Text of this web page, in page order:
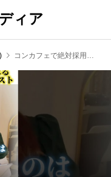
ィア
コンカフェで絶対採用される面接 #shrots